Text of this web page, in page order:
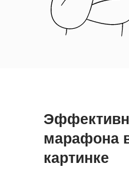
марафона
картинке